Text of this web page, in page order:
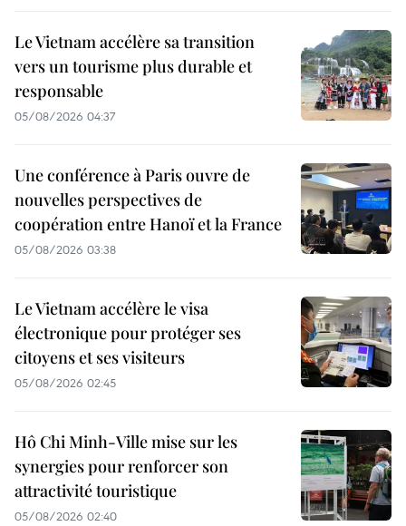
Le Vietnam accélère sa transition
vers un tourisme plus durable et
responsable
05/08/2026 04:37
Une conférence à Paris ouvre de
nouvelles perspectives de
coopération entre Hanoï et la France
05/08/2026 03:38
Le Vietnam accélère le visa
électronique pour protéger ses
citoyens et ses visiteurs
05/08/2026 02:45
Hô Chi Minh-Ville mise sur les
synergies pour renforcer son
attractivité touristique
05/08/2026 02:40